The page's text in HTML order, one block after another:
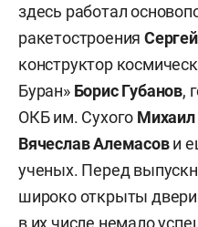
здесь работал
ракетостроения
конструктор
Буран» Борис Губанов,
ОКБ им. Сухого
Вячеслав Алемасови
ученых. Перед
широко открыты двери
в их числе немало